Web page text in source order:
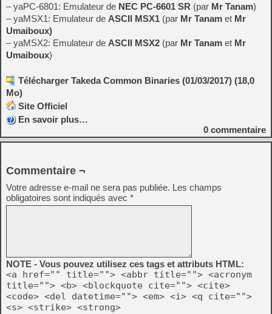
– yaPC-6801: Emulateur de NEC PC-6601 SR (par Mr Tanam)
– yaMSX1: Emulateur de ASCII MSX1 (par Mr Tanam et Mr
Umaiboux)
– yaMSX2: Emulateur de ASCII MSX2 (par Mr Tanam et Mr
Umaiboux)
Télécharger Takeda Common Binaries (01/03/2017) (18,0
Mo)
Site Officiel
En savoir plus…
0 commentaire
Commentaire ¬
Votre adresse e-mail ne sera pas publiée. Les champs
obligatoires sont indiqués avec *
NOTE - Vous pouvez utilisez ces tags et attributs HTML:
<a href="" title=""> <abbr title=""> <acronym
title=""> <b> <blockquote cite=""> <cite>
<code> <del datetime=""> <em> <i> <q cite="">
<s> <strike> <strong>